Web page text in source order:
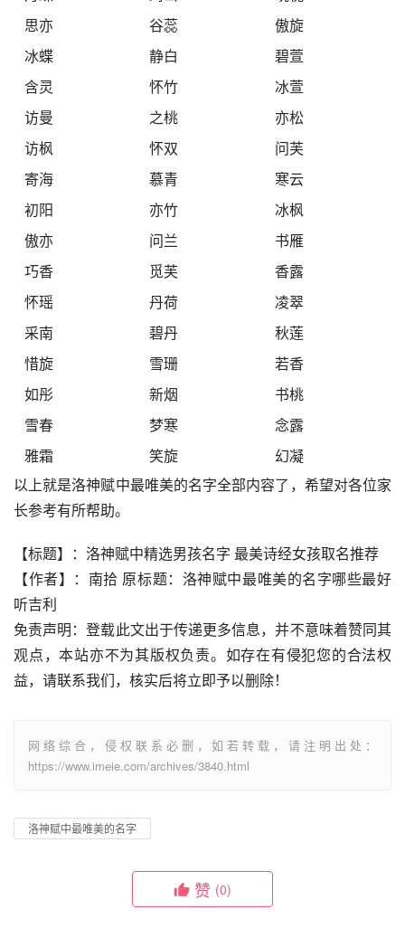
思亦
谷蕊
傲旋
冰蝶
静白
碧萱
含灵
怀竹
冰萱
访曼
之桃
亦松
访枫
怀双
问芙
寄海
慕青
寒云
初阳
亦竹
冰枫
傲亦
问兰
书雁
巧香
觅芙
香露
怀瑶
丹荷
凌翠
采南
碧丹
秋莲
惜旋
雪珊
若香
如彤
新烟
书桃
雪春
梦寒
念露
雅霜
笑旋
幻凝
以上就是洛神赋中最唯美的名字全部内容了，希望对各位家
长参考有所帮助。
【标题】：洛神赋中精选男孩名字 最美诗经女孩取名推荐
【作者】：南拾 原标题：洛神赋中最唯美的名字哪些最好
听吉利
免责声明：登载此文出于传递更多信息，并不意味着赞同其
观点，本站亦不为其版权负责。如存在有侵犯您的合法权
益，请联系我们，核实后将立即予以删除！
网络综合，侵权联系必删，如若转载，请注明出处：
https://www.imeie.com/archives/3840.html
洛神赋中最唯美的名字
赞 (0)